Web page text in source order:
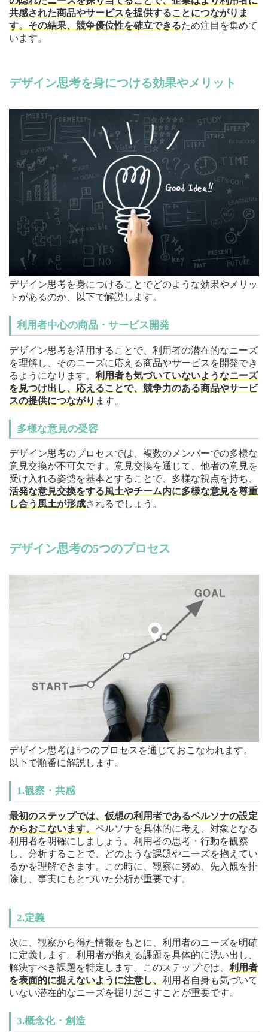
共感された商品やサービスを提供することにつながりま
す。その結果、競争優位性を確立できるため注目を集めて
います。
デザイン思考を身につける効果やメリット
デザイン思考を身につけることでどのような効果やメリッ
トがあるのか、以下で解説します。
利用者中心の商品・サービス開発
デザイン思考を活用することで、利用者の潜在的なニーズ
を理解し、そのニーズに応える商品やサービスを開発でき
るようになります。 利用者も気づいていないようなニーズ
を見つけ出し、応えることで、競争力のある商品やサービ
スの提供につながり ます。
多様な意見の受容
デザイン思考のプロセスでは、複数のメンバーでの多様な
意見交換が不可欠です。意見交換を通じて、他者の意見を
受け入れる姿勢を基本とすることで、多様な視点を持ち、
活発な意見交換をする風土やチーム内に多様な意見を尊重
し合う風土が形成されるでしょう。
デザイン思考の5つのプロセス
デザイン思考は5つのプロセスを通じておこなわれます。
以下で順番に解説します。
1.観察・共感
最初のステップでは、仮想の利用者であるペルソナの設定
からおこないます。 ペルソナを具体的に考え、対象となる
利用者を明確にしましょう。利用者の思考・行動を観察
し、分析することで、どのような課題やニーズを抱えてい
るかを理解できます。この時に、観察に努め、先入観を排
除し、事実にもとづいた分析が重要です。
2.定義
次に、観察から得た情報をもとに、利用者のニーズを明確
に定義します。利用者が抱える課題を具体的に洗い出し、
解決すべき課題を特定します。このステップでは、 利用者
を表面的に捉えないように注意し、 利用者自身も気づいて
いない潜在的なニーズを掘り起こすことが重要です。
3.概念化・創造